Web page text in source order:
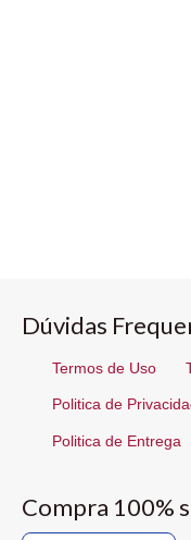
Dúvidas
Termos de Uso
Politica de
Politica de Entrega
Compra 100%